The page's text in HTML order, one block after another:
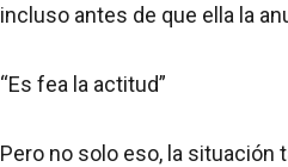
incluso antes de que ella la
“Es fea la actitud”
Pero no solo eso, la situación